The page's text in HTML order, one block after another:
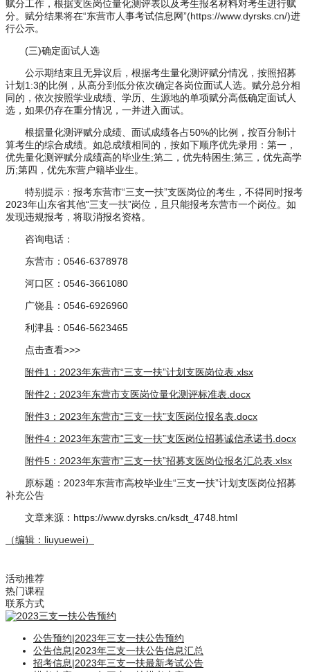
赋分工作，根据支医岗位量化测评表以及考生报名材料对考生进行赋
分。赋分结果将在“东营市人事考试信息网”(https://www.dyrsks.cn/)进
行公示。
(三)确定面试人选
公示期结束且无异议后，根据考生量化测评赋分情况，按照招募
计划1:3的比例，从高分到低分依次确定各岗位面试人选。赋分总分相
同的，依次按照学业成绩、学历、生源地的单项赋分高低确定面试人
选，如果仍存在重分情况，一并进入面试。
根据量化测评赋分成绩、面试成绩各占50%的比例，按百分制计
算考生的综合成绩。如总成绩相同的，按如下顺序优先录用：第一，
优先量化测评赋分成绩高的毕业生;第二，优先特困生;第三，优先高学
历;第四，优先东营户籍毕业生。
特别提示：报考东营市“三支一扶”支医岗位的考生，不得同时报考
2023年山东省其他“三支一扶”岗位，且只能报考东营市一个岗位。如
发现违规报考，将取消报名资格。
咨询电话：
东营市：0546-6378978
河口区：0546-3661080
广饶县：0546-6926960
利津县：0546-5623465
点击查看>>>
附件1：2023年东营市“三支一扶”计划支医岗位表.xlsx
附件2：2023年东营市支医岗位量化测评标准表.docx
附件3：2023年东营市“三支一扶”支医岗位报名表.docx
附件4：2023年东营市“三支一扶”支医岗位招募诚信承诺书.docx
附件5：2023年东营市“三支一扶”招募支医岗位报名汇总表.xlsx
原标题：2023年东营市高校毕业生“三支一扶”计划支医岗位招募
补充公告
文章来源：https://www.dyrsks.cn/ksdt_4748.html
（编辑：liuyuewei）
活动推荐
热门课程
联系方式
公告预约|2023年三支一扶公告预约
公告信息|2023年三支一扶公告信息汇总
招考信息|2023年三支一扶最新考试公告